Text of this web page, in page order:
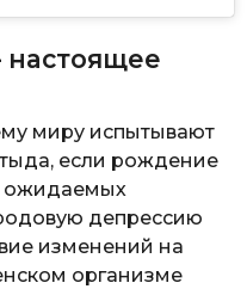
миру испытывают
если рождение
ожидаемых
депрессию
изменений на
организме